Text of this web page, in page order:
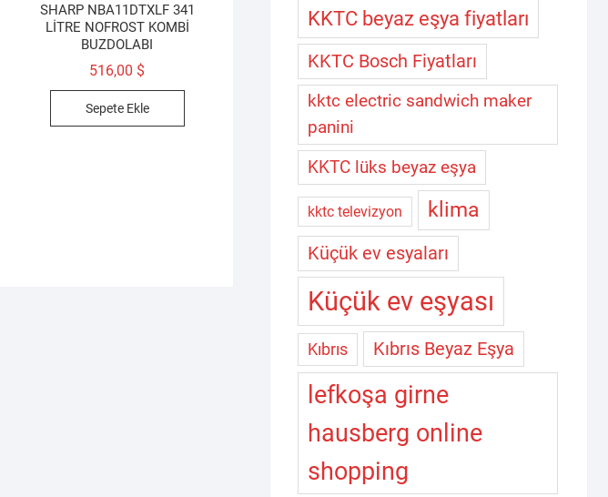
SHARP NBA11DTXLF 341
LİTRE NOFROST KOMBİ
BUZDOLABI
516,00 $
Sepete Ekle
KKTC beyaz eşya fiyatları
KKTC Bosch Fiyatları
kktc electric sandwich maker
panini
KKTC lüks beyaz eşya
kktc televizyon klima
Küçük ev esyaları
Küçük ev eşyası
Kıbrıs Kıbrıs Beyaz Eşya
lefkoşa girne
hausberg online
shopping